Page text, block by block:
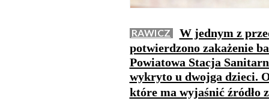
RAWICZ
W jednym z
potwierdzono zakażenie
Powiatowa Stacja
wykryto u dwojga dzieci.
które ma wyjaśnić źródło